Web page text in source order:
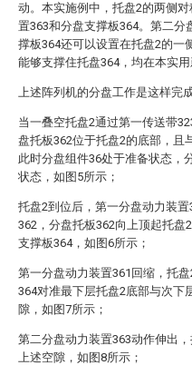
动。本实施例中，托盘2的两侧
置363和分盘支撑板364。第二分
撑板364还可以设置在托盘2的一
能够支撑住托盘364，均在本实用
上述阵列机的分盘工作是这样完
当一叠空托盘2通过第一传送带
盘托板362位于托盘2的底部，且
此时分盘组件36处于准备状态，
状态，如图5所示；
托盘2到位后，第一分盘动力装
362，分盘托板362向上顶起托盘
支撑板364，如图6所示；
第一分盘动力装置361回缩，托
364对准最下层托盘2底部与次下
隙，如图7所示；
第二分盘动力装置363动作伸出
上述空隙，如图8所示；